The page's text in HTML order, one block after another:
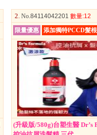
2. No.84114042201 數量:12
限量優惠
添加獨特PCCD髮
(升級版/580g)台塑生醫 Dr’s